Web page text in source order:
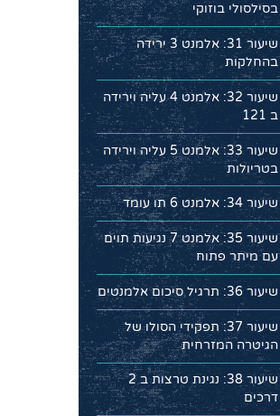
בסילסולי בוזוקי
שיעור 31: אלמנט 3 ירידה
בהחלקות
שיעור 32: אלמנט 4 עליה וירידה
ב 121
שיעור 33: אלמנט 5 עליה וירידה
בטריולות
שיעור 34: אלמנט 6 תו עומד
שיעור 35: אלמנט 7 נגיעות תוים
עם מיתר פתוח
שיעור 36: תרגיל סיכום אלמנטים
שיעור 37: תפקידי הסולו של
הגיטרה המזרחית
שיעור 38: נגינת טרצות ב 2
דרכים